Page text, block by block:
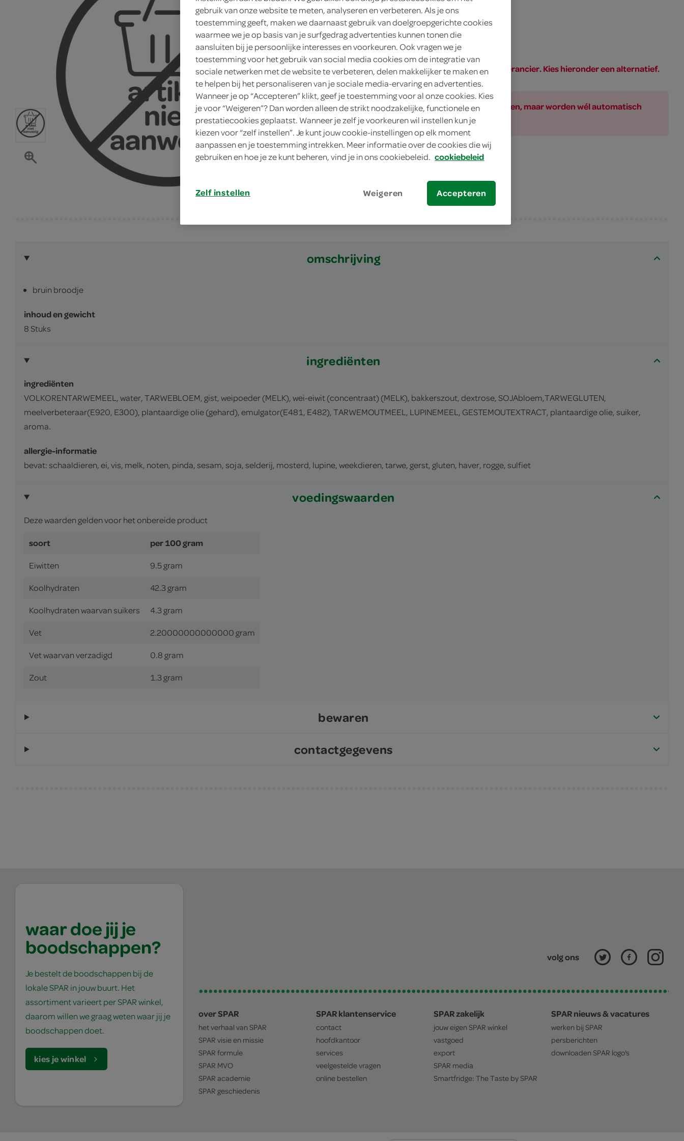
8 Stuks
in winkelmand
Dit product is niet meer leverbaar vanuit SPAR of de leverancier. Kies hieronder een alternatief.
Let op: aanbiedingen zijn niet zichtbaar bij de producten, maar worden wél automatisch
verwerkt in de winkelmand.
omschrijving
bruin broodje
inhoud en gewicht
8 Stuks
ingrediënten
ingrediënten
VOLKORENTARWEMEEL, water, TARWEBLOEM, gist, weipoeder (MELK), wei-eiwit (concentraat) (MELK), bakkerszout, dextrose, SOJAbloem,TARWEGLUTEN,
meelverbeteraar(E920, E300), plantaardige olie (gehard), emulgator(E481, E482), TARWEMOUTMEEL, LUPINEMEEL, GESTEMOUTEXTRACT, plantaardige olie, suiker,
aroma.
allergie-informatie
bevat: schaaldieren, ei, vis, melk, noten, pinda, sesam, soja, selderij, mosterd, lupine, weekdieren, tarwe, gerst, gluten, haver, rogge, sulfiet
voedingswaarden
Deze waarden gelden voor het onbereide product
soort per 100 gram
Eiwitten 9.5 gram
Koolhydraten 42.3 gram
Koolhydraten waarvan suikers 4.3 gram
Vet 2.20000000000000 gram
Vet waarvan verzadigd 0.8 gram
Zout 1.3 gram
bewaren
contactgegevens
waar doe jij je
boodschappen?
Je bestelt de boodschappen bij de
lokale SPAR in jouw buurt. Het
assortiment varieert per SPAR winkel,
daarom willen we graag weten waar jij je
boodschappen doet.
kies je winkel
volg ons
over SPAR
het verhaal van SPAR
SPAR visie en missie
SPAR formule
SPAR MVO
SPAR academie
SPAR geschiedenis
SPAR klantenservice
contact
hoofdkantoor
services
veelgestelde vragen
online bestellen
SPAR zakelijk
jouw eigen SPAR winkel
vastgoed
export
SPAR media
Smartfridge: The Taste bySPAR
SPAR nieuws & vacatures
werken bij SPAR
persberichten
downloaden SPAR logo's
gebruik van onze website te meten, analyseren en verbeteren. Als je ons
toestemming geeft, maken we daarnaast gebruik van doelgroepgerichte cookies
waarmee we je op basis van je surfgedrag advertenties kunnen tonen die
aansluiten bij je persoonlijke interesses en voorkeuren. Ook vragen we je
toestemming voor het gebruik van social media cookies om de integratie van
sociale netwerken met de website te verbeteren, delen makkelijker te maken en
te helpen bij het personaliseren van je sociale media-ervaring en advertenties.
Wanneer je op “Accepteren” klikt, geef je toestemming voor al onze cookies. Kies
je voor “Weigeren”? Dan worden alleen de strikt noodzakelijke, functionele en
prestatiecookies geplaatst. Wanneer je zelf je voorkeuren wil instellen kun je
kiezen voor “zelf instellen”. Je kunt jouw cookie-instellingen op elk moment
aanpassen en je toestemming intrekken. Meer informatie over de cookies die wij
gebruiken en hoe je ze kunt beheren, vind je in ons cookiebeleid. cookiebeleid
Zelf instellen Weigeren Accepteren